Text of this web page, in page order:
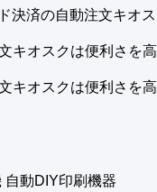
決済の自動注文キオ
キオスクは便利さを
キオスクは便利さを
自動DIY印刷機器